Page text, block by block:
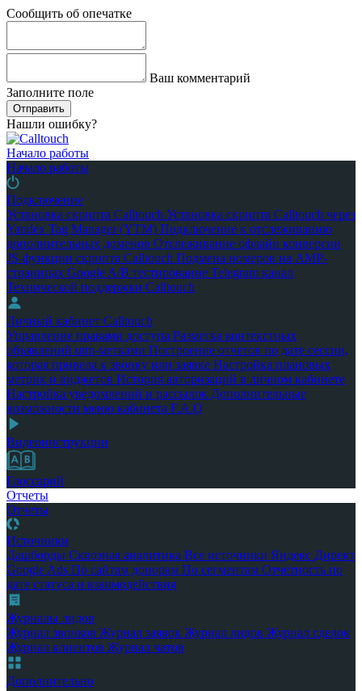
Сообщить об опечатке
Ваш комментарий
Заполните поле
Отправить
Нашли ошибку?
Начало работы
Начало работы
Подключение
Установка скрипта Calltouch Установка скрипта Calltouch через
Yandex Tag Manager (YTM) Подключение к отслеживанию
дополнительных доменов Отслеживание офлайн конверсии
JS-функции скрипта Calltouch Подмена номеров на AMP-
страницах Google A/B тестирование Telegram канал
Технической поддержки Calltouch
Личный кабинет Calltouch
Управление правами доступа Разметка контекстных
объявлений utm-метками Построение отчетов по дате сессии,
которая привела к звонку или заявке Настройка плановых
метрик и виджетов История авторизаций в личном кабинете
Настройка уведомлений и рассылок Дополнительные
возможности меню кабинета F.A.Q
Видеоинструкции
Глоссарий
Отчеты
Отчеты
Источники
Дашборды Сквозная аналитика Все источники Яндекс Директ
Google Ads По сайтам донорам По сегментам Отчётность по
дате статуса и взаимодействия
Журналы лидов
Журнал звонков Журнал заявок Журнал лидов Журнал сделок
Журнал клиентов Журнал чатов
Дополнительно